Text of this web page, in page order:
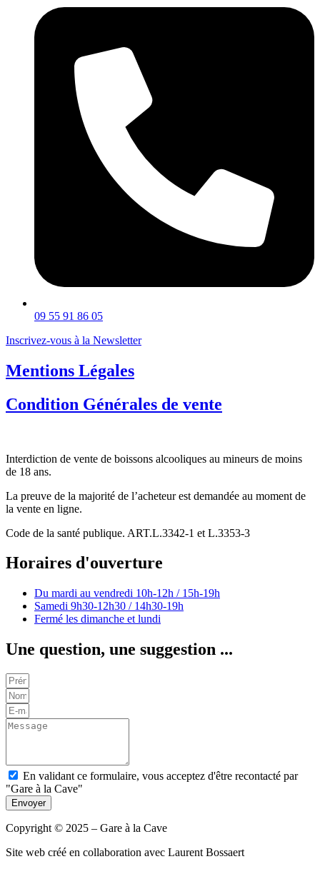
09 55 91 86 05
Inscrivez-vous à la Newsletter
Mentions Légales
Condition Générales de vente
Interdiction de vente de boissons alcooliques au mineurs de moins
de 18 ans.
La preuve de la majorité de l’acheteur est demandée au moment de
la vente en ligne.
Code de la santé publique. ART.L.3342-1 et L.3353-3
Horaires d'ouverture
Du mardi au vendredi 10h-12h / 15h-19h
Samedi 9h30-12h30 / 14h30-19h
Fermé les dimanche et lundi
Une question, une suggestion ...
En validant ce formulaire, vous acceptez d'être recontacté par
"Gare à la Cave"
Envoyer
Copyright © 2025 – Gare à la Cave
Site web créé en collaboration avec Laurent Bossaert